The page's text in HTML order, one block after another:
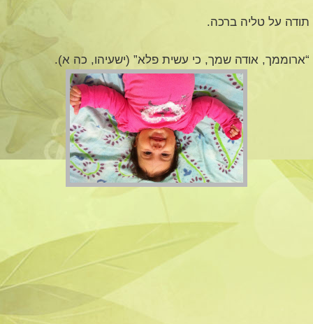
תודה על טליה ברכה.
“ארוממך, אודה שמך, כי עשית פלא” (ישעיהו, כה א).